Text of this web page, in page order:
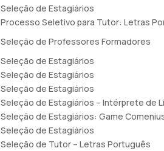
Seleção de Estagiários
Processo Seletivo para Tutor: Letras
Seleção de Professores Formadores
Seleção de Estagiários
Seleção de Estagiários
Seleção de Estagiários
Seleção de Estagiários – Intérprete de
Seleção de Estagiários: Game
Seleção de Estagiários
Seleção de Tutor – Letras Português